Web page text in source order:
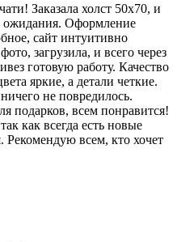
Заказала холст 50х70, и
ожидания. Оформление
сайт интуитивно
загрузила, и всего через
готовую работу. Качество
яркие, а детали четкие.
не повредилось.
подарков, всем понравится!
как всегда есть новые
Рекомендую всем, кто хочет